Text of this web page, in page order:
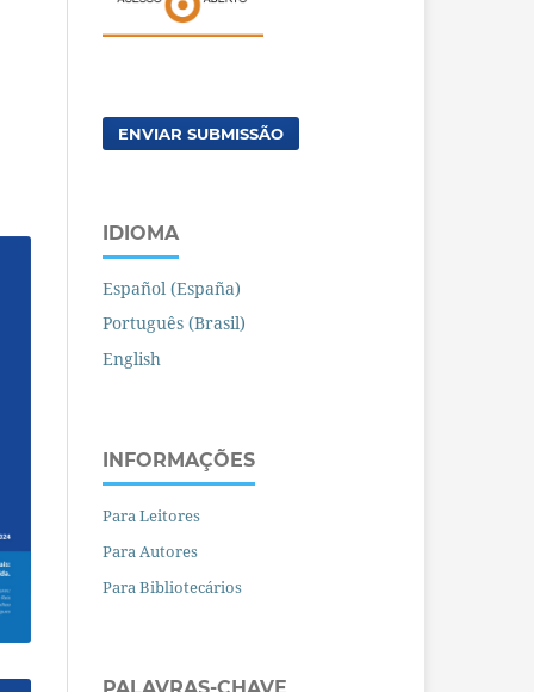
ENVIAR SUBMISSÃO
IDIOMA
Español (España)
Português (Brasil)
English
INFORMAÇÕES
Para Leitores
Para Autores
Para Bibliotecários